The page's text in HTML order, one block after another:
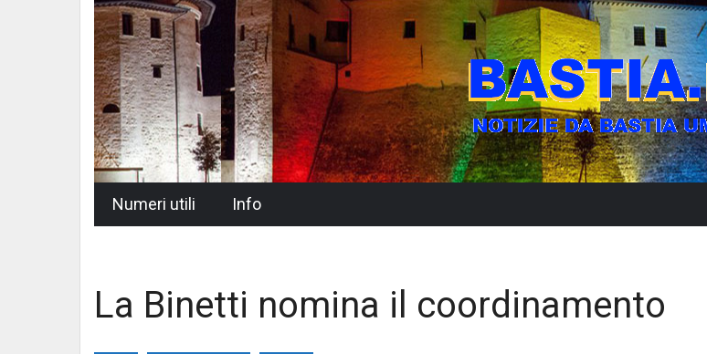
Numeri utili Info
La Binetti nomina il coordinamento